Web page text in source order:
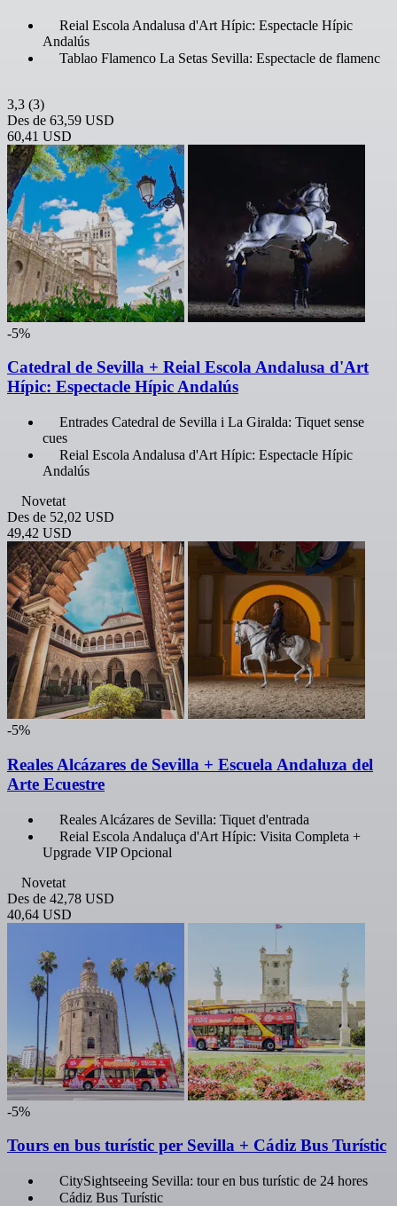
Reial Escola Andalusa d'Art Hípic: Espectacle Hípic
Andalús
Tablao Flamenco La Setas Sevilla: Espectacle de flamenc
3,3 (3)
Des de 63,59 USD
60,41 USD
-5%
Catedral de Sevilla + Reial Escola Andalusa d'Art
Hípic: Espectacle Hípic Andalús
Entrades Catedral de Sevilla i La Giralda: Tiquet sense
cues
Reial Escola Andalusa d'Art Hípic: Espectacle Hípic
Andalús
Novetat
Des de 52,02 USD
49,42 USD
-5%
Reales Alcázares de Sevilla + Escuela Andaluza del
Arte Ecuestre
Reales Alcázares de Sevilla: Tiquet d'entrada
Reial Escola Andaluça d'Art Hípic: Visita Completa +
Upgrade VIP Opcional
Novetat
Des de 42,78 USD
40,64 USD
-5%
Tours en bus turístic per Sevilla + Cádiz Bus Turístic
CitySightseeing Sevilla: tour en bus turístic de 24 hores
Cádiz Bus Turístic